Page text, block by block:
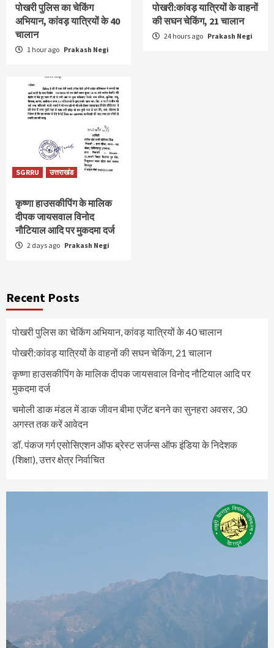
पोखरी पुलिस का चेकिंग
अभियान, कांवड़ यात्रियों के 40
चालान
1 hour ago Prakash Negi
पोखरी:कांवड़ यात्रियों के वाहनों
की सघन चेकिंग, 21 चालान
24 hours ago Prakash Negi
SGRRU उत्तराखंड
कृष्णा हाउसकीपिंग के मालिक
दीपक जायसवाल विनोद
नौटियाल आदि पर मुकदमा दर्ज
2 days ago Prakash Negi
Recent Posts
पोखरी पुलिस का चेकिंग अभियान, कांवड़ यात्रियों के 40 चालान
पोखरी:कांवड़ यात्रियों के वाहनों की सघन चेकिंग, 21 चालान
कृष्णा हाउसकीपिंग के मालिक दीपक जायसवाल विनोद नौटियाल आदि पर
मुकदमा दर्ज
चमोली डाक मंडल में डाक जीवन बीमा एजेंट बनने का सुनहरा अवसर, 30
अगस्त तक करें आवेदन
डॉ. पंकज गर्ग एसोसिएशन ऑफ ब्रेस्ट सर्जन्स ऑफ इंडिया के निदेशक
(शिक्षा), उत्तर क्षेत्र निर्वाचित